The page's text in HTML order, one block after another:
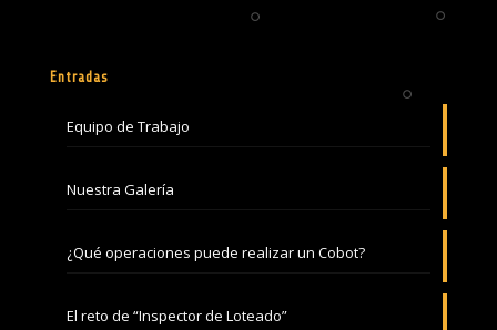
Entradas
Equipo de Trabajo
Nuestra Galería
¿Qué operaciones puede realizar un Cobot?
El reto de “Inspector de Loteado”